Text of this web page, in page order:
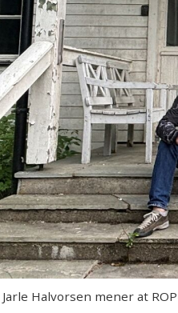
Jarle Halvorsen mener at